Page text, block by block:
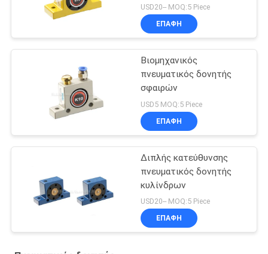
USD20-- MOQ:5 Piece
ΕΠΑΦΉ
Βιομηχανικός
πνευματικός δονητής
σφαιρών
USD5 MOQ:5 Piece
ΕΠΑΦΉ
Διπλής κατεύθυνσης
πνευματικός δονητής
κυλίνδρων
USD20-- MOQ:5 Piece
ΕΠΑΦΉ